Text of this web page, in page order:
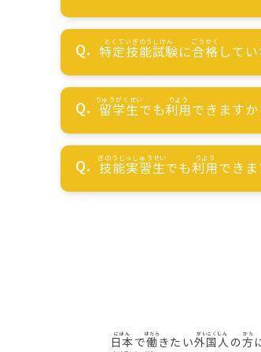
特定技能試験に合格 して
留学生でも利用できますか
技能実習生でも利用できま
日本で働きたい外国人 の方